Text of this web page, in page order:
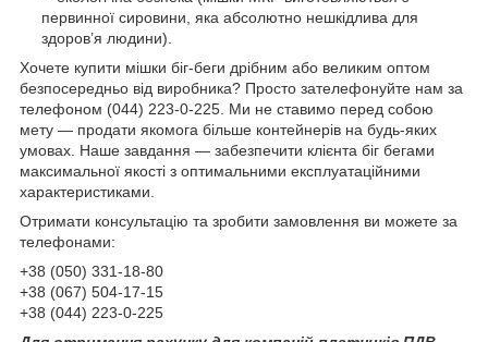
первинної сировини, яка абсолютно нешкідлива для
здоров’я людини).
Хочете купити мішки біг-беги дрібним або великим оптом
безпосередньо від виробника? Просто зателефонуйте нам за
телефоном (044) 223-0-225. Ми не ставимо перед собою
мету — продати якомога більше контейнерів на будь-яких
умовах. Наше завдання — забезпечити клієнта біг бегами
максимальної якості з оптимальними експлуатаційними
характеристиками.
Отримати консультацію та зробити замовлення ви можете за
телефонами:
+38 (050) 331-18-80
+38 (067) 504-17-15
+38 (044) 223-0-225